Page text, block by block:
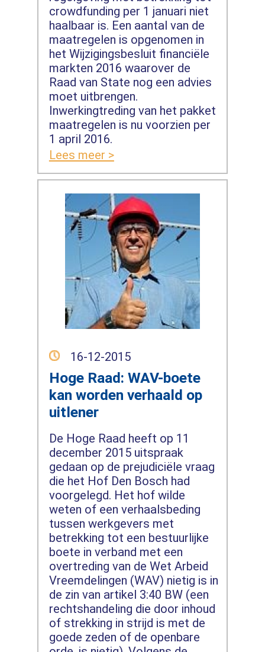
crowdfunding per 1 januari niet
haalbaar is. Een aantal van de
maatregelen is opgenomen in
het Wijzigingsbesluit financiële
markten 2016 waarover de
Raad van State nog een advies
moet uitbrengen.
Inwerkingtreding van het pakket
maatregelen is nu voorzien per
1 april 2016.
Lees meer >
16-12-2015
Hoge Raad: WAV-boete
kan worden verhaald op
uitlener
De Hoge Raad heeft op 11
december 2015 uitspraak
gedaan op de prejudiciële vraag
die het Hof Den Bosch had
voorgelegd. Het hof wilde
weten of een verhaalsbeding
tussen werkgevers met
betrekking tot een bestuurlijke
boete in verband met een
overtreding van de Wet Arbeid
Vreemdelingen (WAV) nietig is in
de zin van artikel 3:40 BW (een
rechtshandeling die door inhoud
of strekking in strijd is met de
goede zeden of de openbare